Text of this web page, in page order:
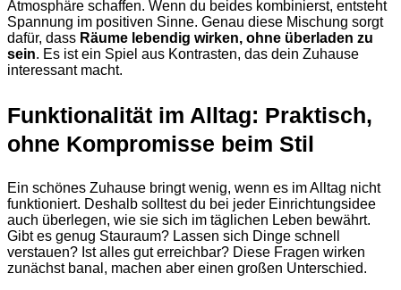
Atmosphäre schaffen. Wenn du beides kombinierst, entsteht
Spannung im positiven Sinne. Genau diese Mischung sorgt
dafür, dass Räume lebendig wirken, ohne überladen zu
sein. Es ist ein Spiel aus Kontrasten, das dein Zuhause
interessant macht.
Funktionalität im Alltag: Praktisch,
ohne Kompromisse beim Stil
Ein schönes Zuhause bringt wenig, wenn es im Alltag nicht
funktioniert. Deshalb solltest du bei jeder Einrichtungsidee
auch überlegen, wie sie sich im täglichen Leben bewährt.
Gibt es genug Stauraum? Lassen sich Dinge schnell
verstauen? Ist alles gut erreichbar? Diese Fragen wirken
zunächst banal, machen aber einen großen Unterschied.